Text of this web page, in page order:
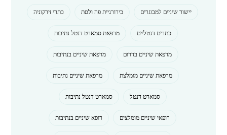
יישור שיניים למבוגרים
כירורגיית פה ולסת
כתרי זירקוניה
כתרים דנטליים
מרפאת סמארט דנטל נתיבות
מרפאת שיניים בדרום
מרפאת שיניים בנתיבות
מרפאת שיניים מומלצת
מרפאת שיניים נתיבות
סמארט דנטל
סמארט דנטל נתיבות
רופאי שיניים מומלצים
רופא שיניים בנתיבות